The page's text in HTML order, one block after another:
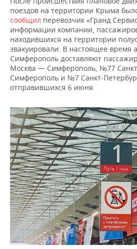
ЭНЕРГЕТИКА
ТЕЛЕКОММУНИКАЦИИ
БИЗНЕС-БРАНЧИ
ONLINE-КОНФЕРЕНЦИИ
ОТКРЫТАЯ ЛЕКЦИЯ
ФУТБОЛ
ХОККЕЙ
БАСКЕТБОЛ
ВОЛЕЙБОЛ
КИБЕРСПОРТ
ФИГУРНОЕ КАТАНИЕ
ВОДНЫЕ ВИДЫ СПОРТА
ХОККЕЙ С МЯЧОМ
НОВОСТИ ОБЩЕСТВА
ВЛАСТЬ
ИНФРАСТРУКТУРА
ИСТОРИЯ
КУЛЬТУРА
МЕДИЦИНА
ОБРАЗОВАНИЕ
ПРОИСШЕСТВИЯ
ФОТОГАЛЕРЕЯ
СЮЖЕТЫ
СПРАВОЧНИК
СПИСОК ПЕРСОН
СПИСОК КОМПАНИЙ
ПОЛНАЯ ВЕРСИЯ
поездов на территории Крыма
сообщил перевозчик «Гранд
информации компании,
находившихся на территории
эвакуировали. В настоящее время
Симферополь доставляют
Москва — Симферополь, №77
Симферополь и №7 Санкт-
отправившихся 6 июня.